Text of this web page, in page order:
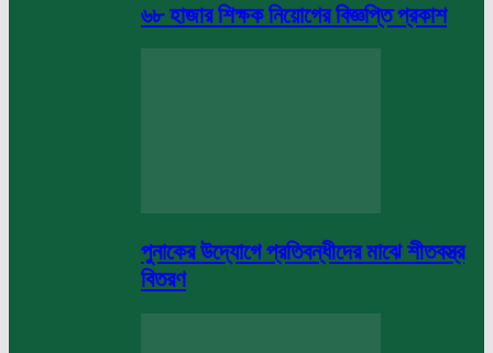
৬৮ হাজার শিক্ষক নিয়োগের বিজ্ঞপ্তি প্রকাশ
পুনাকের উদ্যোগে প্রতিবন্ধীদের মাঝে শীতবস্ত্র
বিতরণ